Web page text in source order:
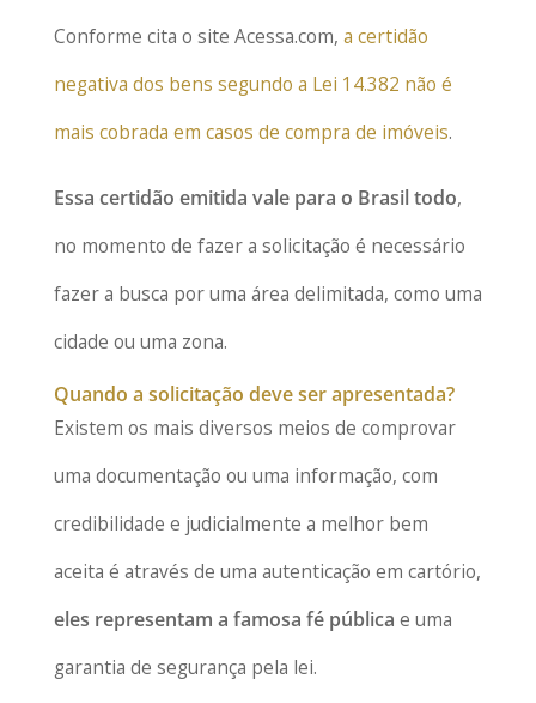
Conforme cita o site Acessa.com, a certidão
negativa dos bens segundo a Lei 14.382 não é
mais cobrada em casos de compra de imóveis.
Essa certidão emitida vale para o Brasil todo,
no momento de fazer a solicitação é necessário
fazer a busca por uma área delimitada, como uma
cidade ou uma zona.
Quando a solicitação deve ser apresentada?
Existem os mais diversos meios de comprovar
uma documentação ou uma informação, com
credibilidade e judicialmente a melhor bem
aceita é através de uma autenticação em cartório,
eles representam a famosa fé pública e uma
garantia de segurança pela lei.